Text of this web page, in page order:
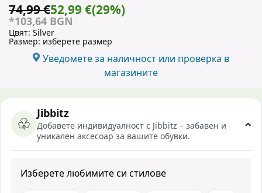
74,99 €52,99 €(29%)
*103,64 BGN
Цвят: Silver
Размер: изберете размер
Уведомете за наличност или проверка в
магазините
Jibbitz
Добавете индивидуалност с Jibbitz – забавен и
уникален аксесоар за вашите обувки.
Изберете любимите си стилове